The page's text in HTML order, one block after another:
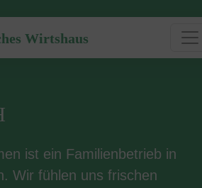
ist ein Familienbetrieb in
Wir fühlen uns frischen